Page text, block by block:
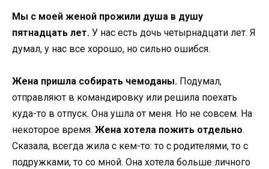
Мы с моей женой прожили душа в душу
пятнадцать лет. У нас есть дочь четырнадцати лет. Я
думал, у нас все хорошо, но сильно ошибся.
Жена пришла собирать чемоданы. Подумал,
отправляют в командировку или решила поехать
куда-то в отпуск. Она ушла от меня. Но не совсем. На
некоторое время. Жена хотела пожить отдельно.
Сказала, всегда жила с кем-то: то с родителями, то с
подружками, то со мной. Она хотела больше личного